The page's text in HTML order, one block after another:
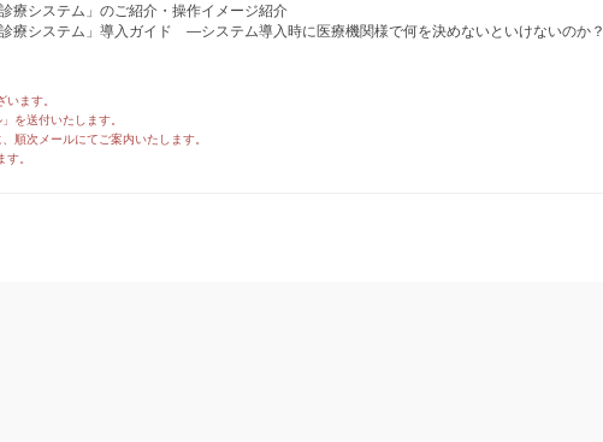
療システム」のご紹介・操作イメージ紹介
診療システム」導入ガイド —システム導入時に医療機関様で何を決めないといけないのか？
ます。
を送付いたします。
順次メールにてご案内いたします。
。